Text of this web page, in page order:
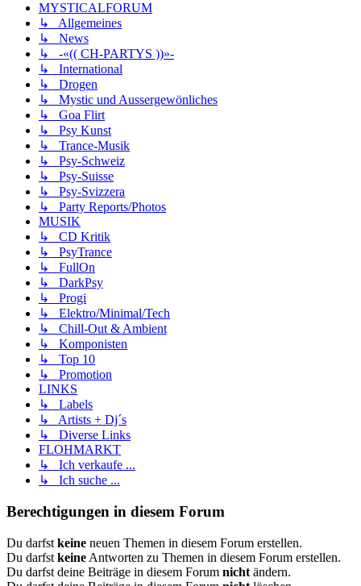
MYSTICALFORUM
↳ Allgemeines
↳ News
↳ -«(( CH-PARTYS ))»-
↳ International
↳ Drogen
↳ Mystic und Aussergewönliches
↳ Goa Flirt
↳ Psy Kunst
↳ Trance-Musik
↳ Psy-Schweiz
↳ Psy-Suisse
↳ Psy-Svizzera
↳ Party Reports/Photos
MUSIK
↳ CD Kritik
↳ PsyTrance
↳ FullOn
↳ DarkPsy
↳ Progi
↳ Elektro/Minimal/Tech
↳ Chill-Out & Ambient
↳ Komponisten
↳ Top 10
↳ Promotion
LINKS
↳ Labels
↳ Artists + Dj´s
↳ Diverse Links
FLOHMARKT
↳ Ich verkaufe ...
↳ Ich suche ...
Berechtigungen in diesem Forum
Du darfst keine neuen Themen in diesem Forum erstellen.
Du darfst keine Antworten zu Themen in diesem Forum erstellen.
Du darfst deine Beiträge in diesem Forum nicht ändern.